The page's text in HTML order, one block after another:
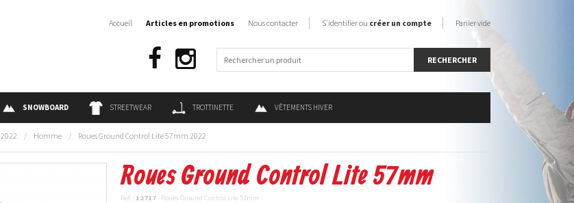
SNOWBOARD STREETWEAR TROTTINETTE VÊTEMENTS HIVER
Accueil Articles en promotions Nous contacter S'identifier ou créer un compte Panier vide
2022 / Homme / Roues Ground Control Lite 57mm 2022
Roues Ground Control Lite 57mm
Réf. : 12717 - Roues Ground Control Lite 57mm